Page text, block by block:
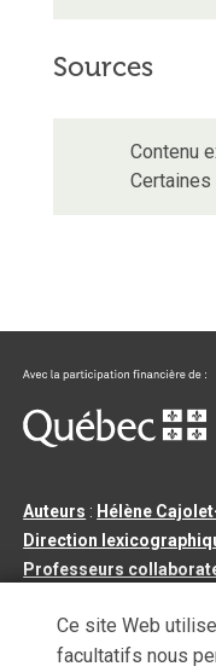
Sources
Contenu
Auteurs : Hélène
Direction
Professeurs
Tous droits réservés©
Ce site Web
facultatifs nous